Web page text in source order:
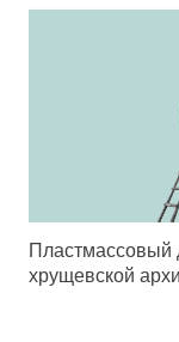
Пластмассовый
хрущевской